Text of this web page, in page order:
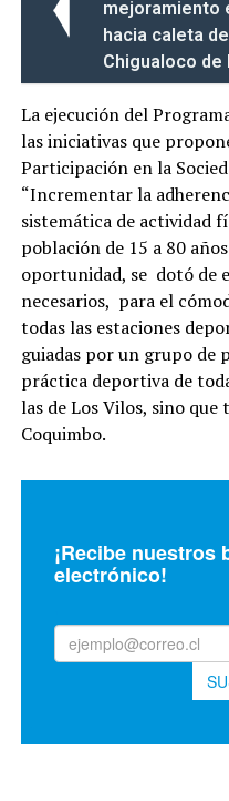
mejoramiento
hacia caleta de
Chigualoco de
La ejecución del
las iniciativas que
Participación en la
“Incrementar la
sistemática de actividad
población de 15 a 80
oportunidad, se dotó de
necesarios, para el
todas las estaciones
guiadas por un grupo de
práctica deportiva de
las de Los Vilos, sino que
Coquimbo.